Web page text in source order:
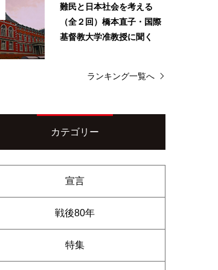
難民と日本社会を考える
（全２回）橋本直子・国際
基督教大学准教授に聞く
ランキング一覧へ
カテゴリー
宣言
戦後80年
特集